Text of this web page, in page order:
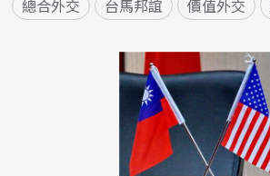
總合外交 台馬邦誼 價值外交